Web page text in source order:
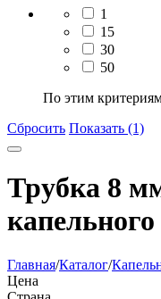
1
15
30
50
По этим
Сбросить Показать (1)
Трубка 8
Главная/Каталог/
Цена